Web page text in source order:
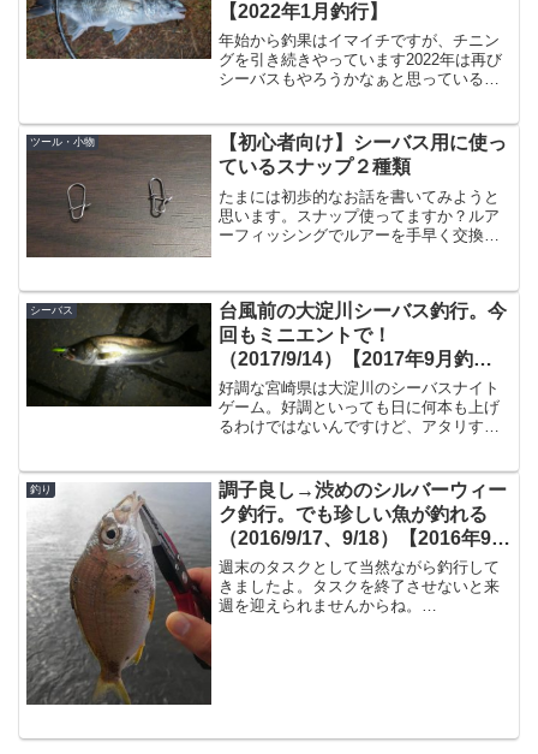
【2022年1月釣行】
年始から釣果はイマイチですが、チニン
グを引き続きやっています2022年は再び
シーバスもやろうかなぁと思っているん
１回の釣行時間はそれほど長くないの
と、そもそも適当に気が...
ツール・小物
【初心者向け】シーバス用に使っ
ているスナップ２種類
たまには初歩的なお話を書いてみようと
思います。スナップ使ってますか？ルア
ーフィッシングでルアーを手早く交換す
くこの２種類です。他にもスイベル付き
スナップ等、種類は多くあ...
シーバス
台風前の大淀川シーバス釣行。今
回もミニエントで！
（2017/9/14）【2017年9月釣
行】
好調な宮崎県は大淀川のシーバスナイト
ゲーム。好調といっても日に何本も上げ
るわけではないんですけど、アタリすら
イント到着橋脚周りの明暗がポイントな
ので、現地に到着。また鉄...
釣り
調子良し→渋めのシルバーウィー
ク釣行。でも珍しい魚が釣れる
（2016/9/17、9/18）【2016年9月
釣行】
週末のタスクとして当然ながら釣行して
きましたよ。タスクを終了させないと来
週を迎えられませんからね。